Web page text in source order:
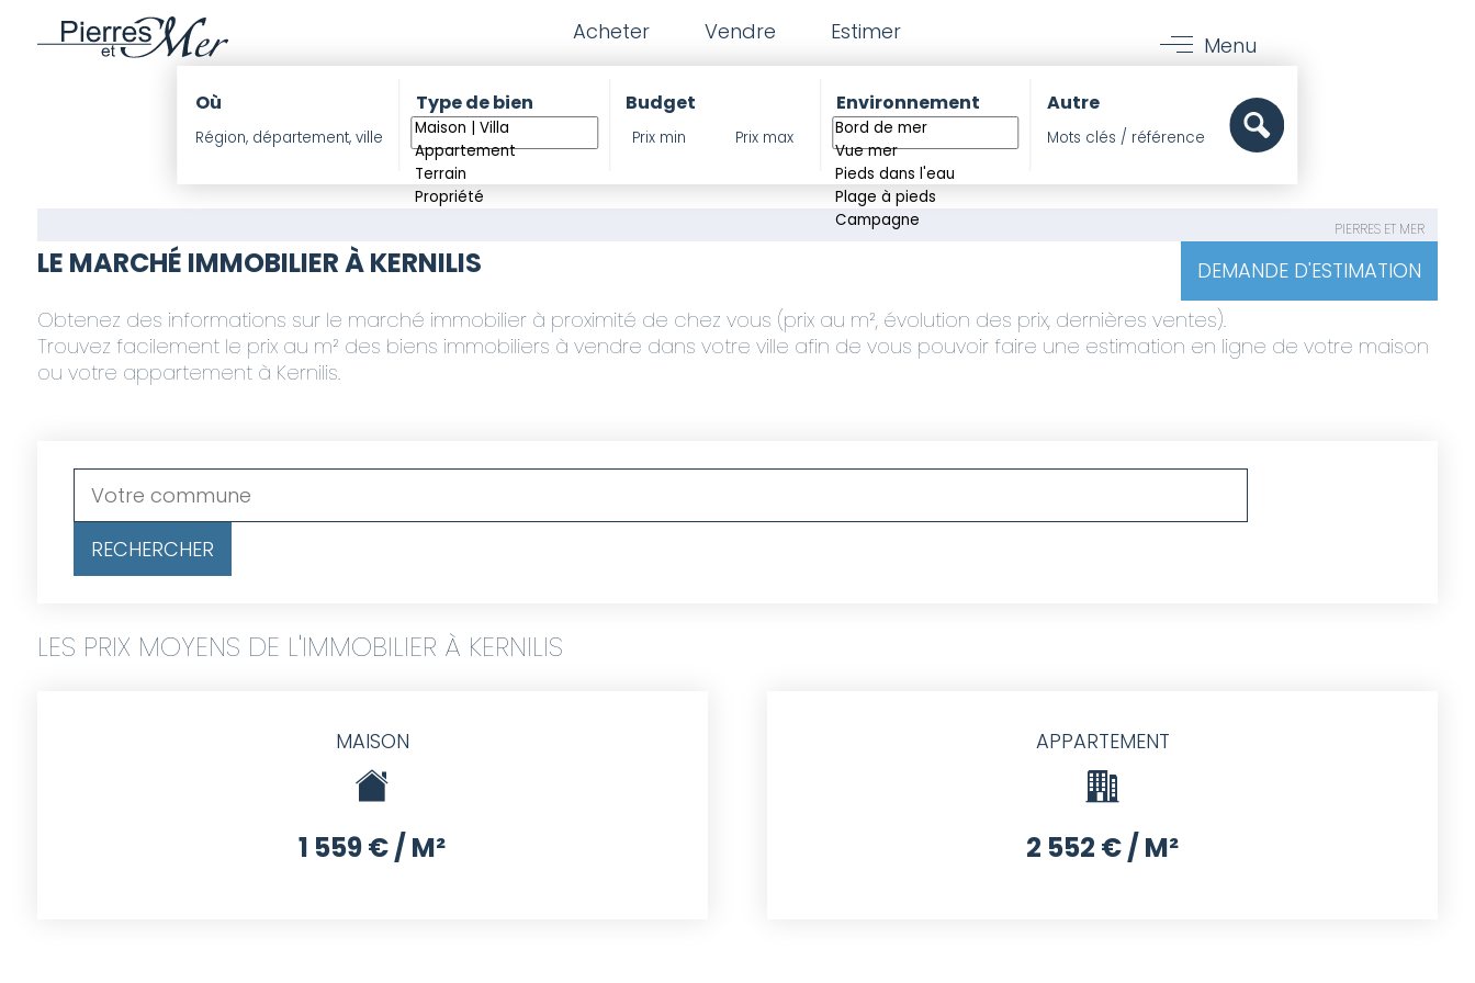
Acheter Vendre Estimer
Menu
Où Type de bien Budget Environnement Autre
PIERRES ET MER
DEMANDE D'ESTIMATION
LE MARCHÉ IMMOBILIER À KERNILIS
Obtenez des informations sur le marché immobilier à proximité de chez vous (prix au m², évolution des prix, dernières ventes).
Trouvez facilement le prix au m² des biens immobiliers à vendre dans votre ville afin de vous pouvoir faire une estimation en ligne de votre maison
ou votre appartement à Kernilis.
LES PRIX MOYENS DE L'IMMOBILIER À KERNILIS
MAISON
1 559 € / M²
APPARTEMENT
2 552 € / M²